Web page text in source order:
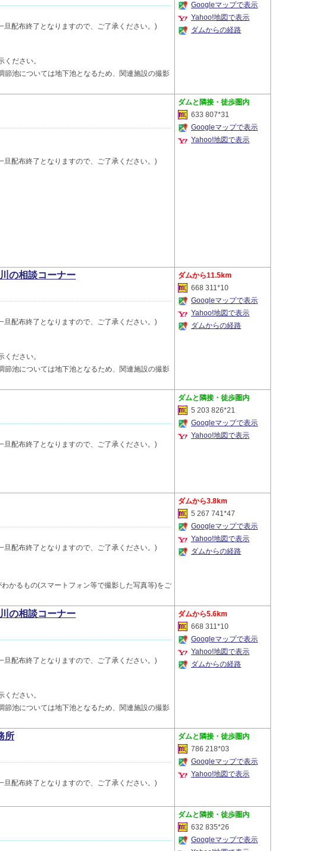
配布終了となりますので、ご了承ください。)
ださい。
池については地下池となるため、関連施設の撮影
Googleマップで表示
Yahoo!地図で表示
ダムからの経路
配布終了となりますので、ご了承ください。)
隣接・徒歩圏内
633 807*31
Googleマップで表示
Yahoo!地図で表示
の相談コーナー
配布終了となりますので、ご了承ください。)
ださい。
池については地下池となるため、関連施設の撮影
11.5km
668 311*10
Googleマップで表示
Yahoo!地図で表示
ダムからの経路
配布終了となりますので、ご了承ください。)
隣接・徒歩圏内
5 203 826*21
Googleマップで表示
Yahoo!地図で表示
配布終了となりますので、ご了承ください。)
かるもの(スマートフォン等で撮影した写真等)をご
3.8km
5 267 741*47
Googleマップで表示
Yahoo!地図で表示
ダムからの経路
の相談コーナー
配布終了となりますので、ご了承ください。)
ださい。
池については地下池となるため、関連施設の撮影
5.6km
668 311*10
Googleマップで表示
Yahoo!地図で表示
ダムからの経路
所
配布終了となりますので、ご了承ください。)
隣接・徒歩圏内
786 218*03
Googleマップで表示
Yahoo!地図で表示
隣接・徒歩圏内
632 835*26
Googleマップで表示